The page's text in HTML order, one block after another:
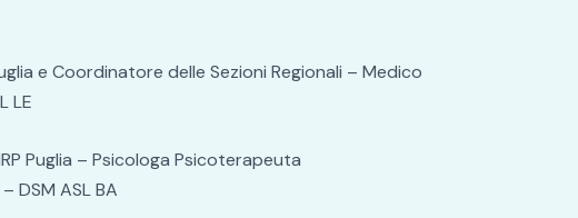
e Coordinatore delle Sezioni Regionali – Medico
LE
Puglia – Psicologa Psicoterapeuta
DSM ASL BA